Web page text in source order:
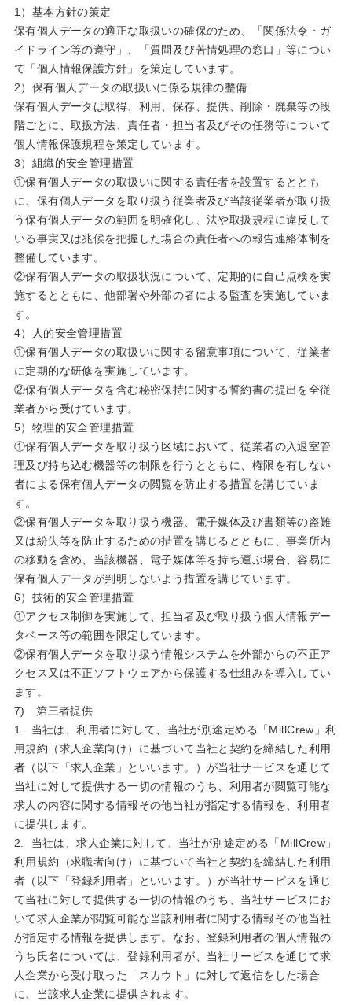
1）基本方針の策定
保有個人データの適正な取扱いの確保のため、「関係法令・ガ
イドライン等の遵守」、「質問及び苦情処理の窓口」等につい
て「個人情報保護方針」を策定しています。
2）保有個人データの取扱いに係る規律の整備
保有個人データは取得、利用、保存、提供、削除・廃棄等の段
階ごとに、取扱方法、責任者・担当者及びその任務等について
個人情報保護規程を策定しています。
3）組織的安全管理措置
①保有個人データの取扱いに関する責任者を設置するととも
に、保有個人データを取り扱う従業者及び当該従業者が取り扱
う保有個人データの範囲を明確化し、法や取扱規程に違反して
いる事実又は兆候を把握した場合の責任者への報告連絡体制を
整備しています。
②保有個人データの取扱状況について、定期的に自己点検を実
施するとともに、他部署や外部の者による監査を実施していま
す。
4）人的安全管理措置
①保有個人データの取扱いに関する留意事項について、従業者
に定期的な研修を実施しています。
②保有個人データを含む秘密保持に関する誓約書の提出を全従
業者から受けています。
5）物理的安全管理措置
①保有個人データを取り扱う区域において、従業者の入退室管
理及び持ち込む機器等の制限を行うとともに、権限を有しない
者による保有個人データの閲覧を防止する措置を講じていま
す。
②保有個人データを取り扱う機器、電子媒体及び書類等の盗難
又は紛失等を防止するための措置を講じるとともに、事業所内
の移動を含め、当該機器、電子媒体等を持ち運ぶ場合、容易に
保有個人データが判明しないよう措置を講じています。
6）技術的安全管理措置
①アクセス制御を実施して、担当者及び取り扱う個人情報デー
タベース等の範囲を限定しています。
②保有個人データを取り扱う情報システムを外部からの不正ア
クセス又は不正ソフトウェアから保護する仕組みを導入してい
ます。
7) 第三者提供
1. 当社は、利用者に対して、当社が別途定める「MillCrew」利
用規約（求人企業向け）に基づいて当社と契約を締結した利用
者（以下「求人企業」といいます。）が当社サービスを通じて
当社に対して提供する一切の情報のうち、利用者が閲覧可能な
求人の内容に関する情報その他当社が指定する情報を、利用者
に提供します。
2. 当社は、求人企業に対して、当社が別途定める「MillCrew」
利用規約（求職者向け）に基づいて当社と契約を締結した利用
者（以下「登録利用者」といいます。）が当社サービスを通じ
て当社に対して提供する一切の情報のうち、当社サービスにお
いて求人企業が閲覧可能な当該利用者に関する情報その他当社
が指定する情報を提供します。なお、登録利用者の個人情報の
うち氏名については、登録利用者が、当社サービスを通じて求
人企業から受け取った「スカウト」に対して返信をした場合
に、当該求人企業に提供されます。